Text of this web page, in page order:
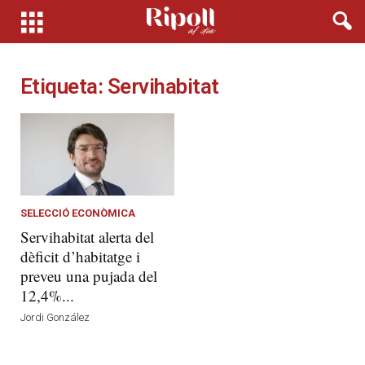
Etiqueta: Servihabitat
SELECCIÓ ECONÒMICA
Servihabitat alerta del
dèficit d’habitatge i
preveu una pujada del
12,4%...
Jordi González